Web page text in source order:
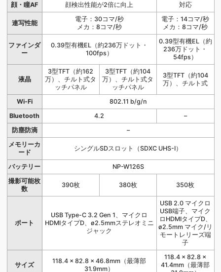
顔・瞳AF
顔検出性能が2倍に向上 対応
連写性能
電子：30コマ/秒
メカ：8コマ/秒
電子：14コマ/秒
メカ：8コマ/秒
ファインダ
ー
0.39型有機EL（約236万ドット・
100fps）
0.39型有機EL（約
236万ドット・
54fps）
液晶
3型TFT（約162
万）、チルト式タ
ッチパネル
3型TFT（約104
万）、チルト式タ
ッチパネル
3型TFT（約104
万）、チルト式
Wi-Fi
802.11 b/g/n
Bluetooth
4.2
–
防塵防滴
–
メモリーカ
ード
シングルSDスロット（SDXC UHS-I）
バッテリー
NP-W126S
撮影可能枚
数
390枚 380枚 350枚
ポート
USB Type-C 3.2 Gen 1、マイクロ
HDMIタイプD、ø2.5mmステレオミニ
ジャック
USB 2.0 マイクロ
USB端子、マイク
ロHDMIタイプD、
ø2.5mm マイク/リ
モートレリーズ端
子
サイズ
118.4 × 82.8 × 46.8mm（最薄部
31.9mm）
118.4 × 82.8 ×
41.4mm（最薄部